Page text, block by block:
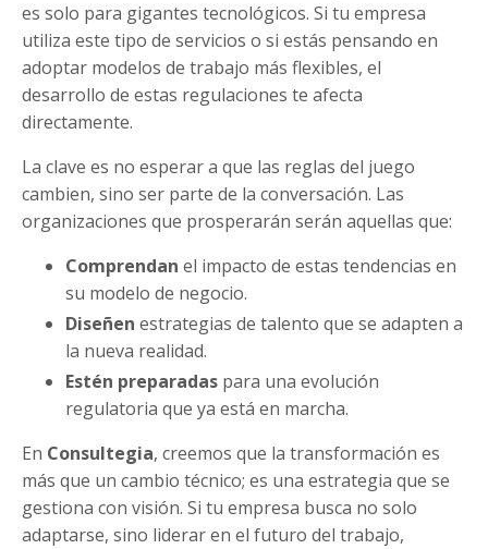
es solo para gigantes tecnológicos. Si tu empresa
utiliza este tipo de servicios o si estás pensando en
adoptar modelos de trabajo más flexibles, el
desarrollo de estas regulaciones te afecta
directamente.
La clave es no esperar a que las reglas del juego
cambien, sino ser parte de la conversación. Las
organizaciones que prosperarán serán aquellas que:
Comprendan el impacto de estas tendencias en
su modelo de negocio.
Diseñen estrategias de talento que se adapten a
la nueva realidad.
Estén preparadas para una evolución
regulatoria que ya está en marcha.
En Consultegia, creemos que la transformación es
más que un cambio técnico; es una estrategia que se
gestiona con visión. Si tu empresa busca no solo
adaptarse, sino liderar en el futuro del trabajo,